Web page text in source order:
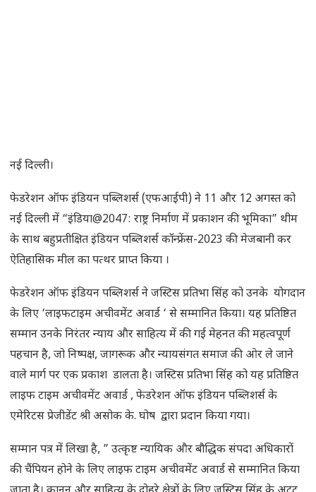
नई दिल्ली।
फेडरेशन ऑफ इंडियन पब्लिशर्स (एफआईपी) ने 11 और 12 अगस्त को
नई दिल्ली में “इंडिया@2047: राष्ट्र निर्माण में प्रकाशन की भूमिका” थीम
के साथ बहुप्रतीक्षित इंडियन पब्लिशर्स कॉन्फ्रेंस-2023 की मेजबानी कर
ऐतिहासिक मील का पत्थर प्राप्त किया ।
फेडरेशन ऑफ इंडियन पब्लिशर्स ने जस्टिस प्रतिभा सिंह को उनके योगदान
के लिए ‘लाइफटाइम अचीवमेंट अवार्ड ‘ से सम्मानित किया। यह प्रतिष्ठित
सम्मान उनके निरंतर न्याय और साहित्य में की गई मेहनत की महत्वपूर्ण
पहचान है, जो निष्पक्ष, जागरूक और न्यायसंगत समाज की ओर ले जाने
वाले मार्ग पर एक प्रकाश डालता है। जस्टिस प्रतिभा सिंह को यह प्रतिष्ठित
लाइफ टाइम अचीवमेंट अवार्ड , फेडरेशन ऑफ इंडियन पब्लिशर्स के
एमेरिटस प्रेजीडेंट श्री असोक के. घोष द्वारा प्रदान किया गया।
सम्मान पत्र में लिखा है, ” उत्कृष्ट न्यायिक और बौद्धिक संपदा अधिकारों
की चैंपियन होने के लिए लाइफ टाइम अचीवमेंट अवार्ड से सम्मानित किया